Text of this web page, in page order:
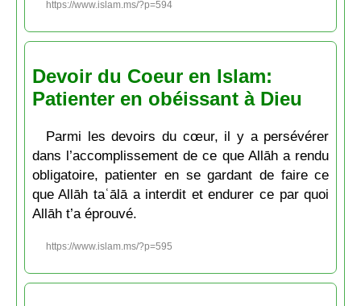
https://www.islam.ms/?p=594
Devoir du Coeur en Islam:
Patienter en obéissant à Dieu
Parmi les devoirs du cœur, il y a persévérer
dans l’accomplissement de ce que Allāh a rendu
obligatoire, patienter en se gardant de faire ce
que Allāh taʿālā a interdit et endurer ce par quoi
Allāh t’a éprouvé.
https://www.islam.ms/?p=595